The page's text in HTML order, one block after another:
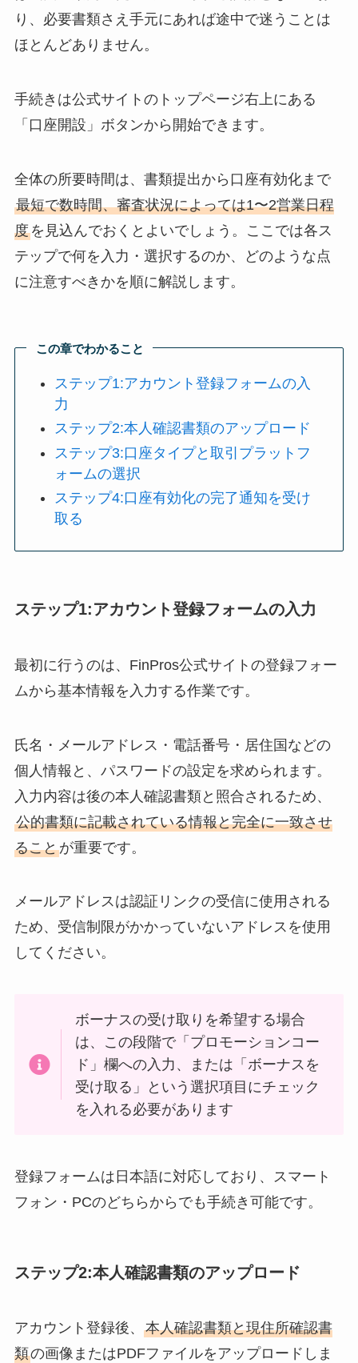
り、必要書類さえ手元にあれば途中で迷うことは
ほとんどありません。
手続きは公式サイトのトップページ右上にある
「口座開設」ボタンから開始できます。
全体の所要時間は、書類提出から口座有効化まで
最短で数時間、審査状況によっては1〜2営業日程
度を見込んでおくとよいでしょう。ここでは各ス
テップで何を入力・選択するのか、どのような点
に注意すべきかを順に解説します。
この章でわかること
ステップ1:アカウント登録フォームの入
力
ステップ2:本人確認書類のアップロード
ステップ3:口座タイプと取引プラットフ
ォームの選択
ステップ4:口座有効化の完了通知を受け
取る
ステップ1:アカウント登録フォームの入力
最初に行うのは、FinPros公式サイトの登録フォー
ムから基本情報を入力する作業です。
氏名・メールアドレス・電話番号・居住国などの
個人情報と、パスワードの設定を求められます。
入力内容は後の本人確認書類と照合されるため、
公的書類に記載されている情報と完全に一致させ
ることが重要です。
メールアドレスは認証リンクの受信に使用される
ため、受信制限がかかっていないアドレスを使用
してください。
ボーナスの受け取りを希望する場合
は、この段階で「プロモーションコー
ド」欄への入力、または「ボーナスを
受け取る」という選択項目にチェック
を入れる必要があります
登録フォームは日本語に対応しており、スマート
フォン・PCのどちらからでも手続き可能です。
ステップ2:本人確認書類のアップロード
アカウント登録後、 本人確認書類と現住所確認書
類の画像またはPDFファイルをアップロードしま